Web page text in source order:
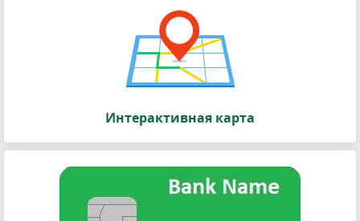
Интерактивная карта